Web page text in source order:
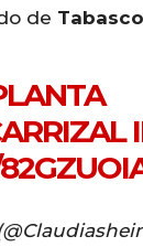
de Tabasco